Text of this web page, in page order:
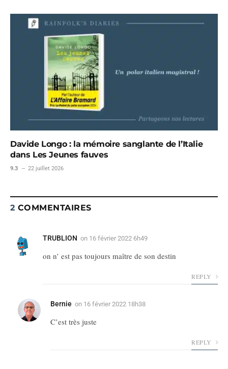
Davide Longo : la mémoire sanglante de l’Italie
dans Les Jeunes fauves
9.3 22 juillet 2026
2 COMMENTAIRES
TRUBLION on 16 février 2022 6h49
on n’ est pas toujours maître de son destin
REPLY
Bernie on 16 février 2022 18h38
C’est très juste
REPLY